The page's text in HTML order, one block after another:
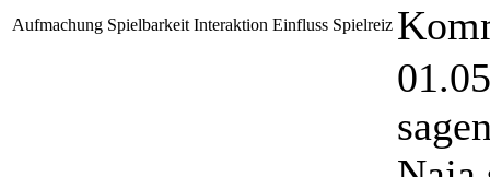
Aufmachung Spielbarkeit Interaktion Einfluss Spielreiz